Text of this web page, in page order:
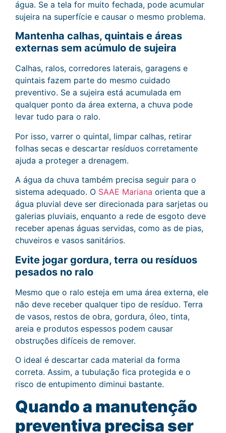
água. Se a tela for muito fechada, pode acumular
sujeira na superfície e causar o mesmo problema.
Mantenha calhas, quintais e áreas
externas sem acúmulo de sujeira
Calhas, ralos, corredores laterais, garagens e
quintais fazem parte do mesmo cuidado
preventivo. Se a sujeira está acumulada em
qualquer ponto da área externa, a chuva pode
levar tudo para o ralo.
Por isso, varrer o quintal, limpar calhas, retirar
folhas secas e descartar resíduos corretamente
ajuda a proteger a drenagem.
A água da chuva também precisa seguir para o
sistema adequado. O SAAE Mariana orienta que a
água pluvial deve ser direcionada para sarjetas ou
galerias pluviais, enquanto a rede de esgoto deve
receber apenas águas servidas, como as de pias,
chuveiros e vasos sanitários.
Evite jogar gordura, terra ou resíduos
pesados no ralo
Mesmo que o ralo esteja em uma área externa, ele
não deve receber qualquer tipo de resíduo. Terra
de vasos, restos de obra, gordura, óleo, tinta,
areia e produtos espessos podem causar
obstruções difíceis de remover.
O ideal é descartar cada material da forma
correta. Assim, a tubulação fica protegida e o
risco de entupimento diminui bastante.
Quando a manutenção
preventiva precisa ser